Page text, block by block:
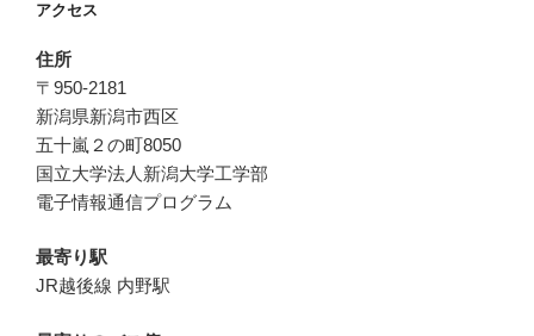
アクセス
住所
〒950-2181
新潟県新潟市西区
五十嵐２の町8050
国立大学法人新潟大学工学部
電子情報通信プログラム
最寄り駅
JR越後線 内野駅